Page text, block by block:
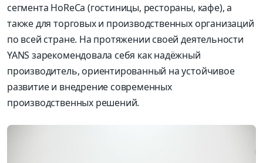
сегмента HoReCa (гостиницы, рестораны, кафе), а
также для торговых и производственных организаций
по всей стране. На протяжении своей деятельности
YANS зарекомендовала себя как надёжный
производитель, ориентированный на устойчивое
развитие и внедрение современных
производственных решений.